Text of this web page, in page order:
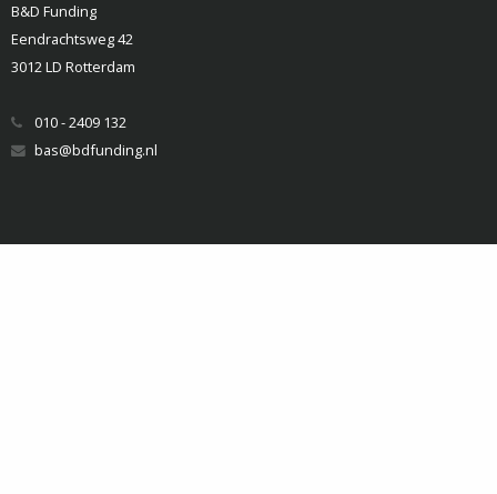
B&D Funding
Eendrachtsweg 42
3012 LD Rotterdam
010 - 2409 132
bas@bdfunding.nl